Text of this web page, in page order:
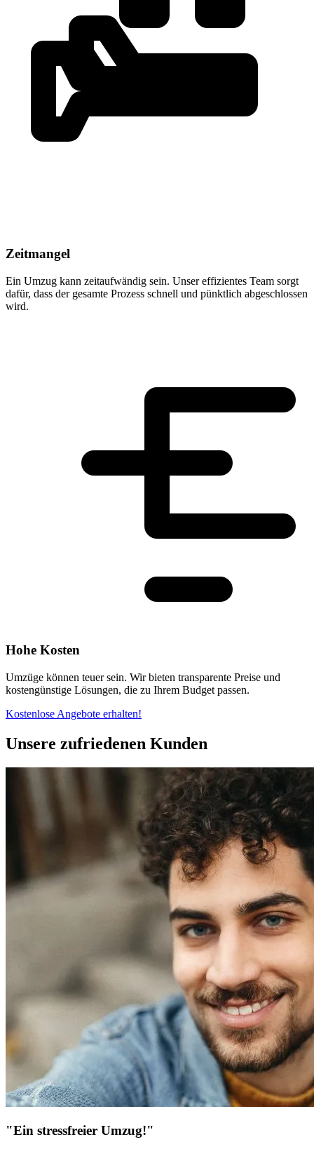
Zeitmangel
Ein Umzug kann zeitaufwändig sein. Unser effizientes Team sorgt
dafür, dass der gesamte Prozess schnell und pünktlich abgeschlossen
wird.
Hohe Kosten
Umzüge können teuer sein. Wir bieten transparente Preise und
kostengünstige Lösungen, die zu Ihrem Budget passen.
Kostenlose Angebote erhalten!
Unsere zufriedenen Kunden
"Ein stressfreier Umzug!"